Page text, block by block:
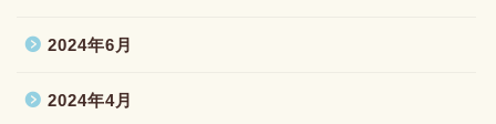
2024年6月
2024年4月